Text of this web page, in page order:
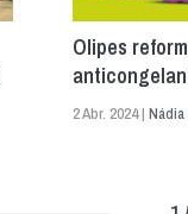
Olipes
2 Abr. 2024 |